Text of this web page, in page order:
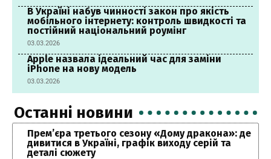
В Україні набув чинності закон про якість
мобільного інтернету: контроль швидкості та
постійний національний роумінг
03.03.2026
Apple назвала ідеальний час для заміни
iPhone на нову модель
03.03.2026
Останні новини
Прем’єра третього сезону «Дому дракона»: де
дивитися в Україні, графік виходу серій та
деталі сюжету